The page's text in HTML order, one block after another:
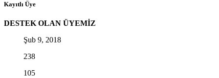
Kayıtlı Üye
DESTEK OLAN ÜYEMİZ
Şub 9, 2018
238
105